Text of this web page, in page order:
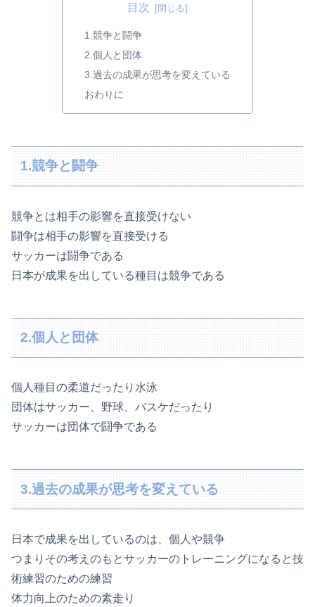
目次
1.競争と闘争
2.個人と団体
3.過去の成果が思考を変えている
おわりに
1.競争と闘争
競争とは相手の影響を直接受けない
闘争は相手の影響を直接受ける
サッカーは闘争である
日本が成果を出している種目は競争である
2.個人と団体
個人種目の柔道だったり水泳
団体はサッカー、野球、バスケだったり
サッカーは団体で闘争である
3.過去の成果が思考を変えている
日本で成果を出しているのは、個人や競争
つまりその考えのもとサッカーのトレーニングになると技
術練習のための練習
体力向上のための素走り